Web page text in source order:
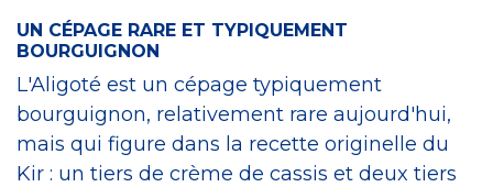
UN CÉPAGE RARE ET TYPIQUEMENT
BOURGUIGNON
L'Aligoté est un cépage typiquement
bourguignon, relativement rare aujourd'hui,
mais qui figure dans la recette originelle du
Kir : un tiers de crème de cassis et deux tiers